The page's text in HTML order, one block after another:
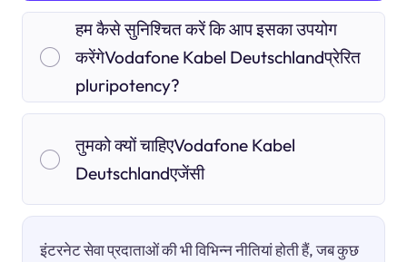
हम कैसे सुनिश्चित करें कि आप इसका उपयोग
करेंगेVodafone Kabel Deutschlandप्रेरित
pluripotency?
तुमको क्यों चाहिएVodafone Kabel
Deutschlandएजेंसी
इंटरनेट सेवा प्रदाताओं की भी विभिन्न नीतियां होती हैं, जब कुछ